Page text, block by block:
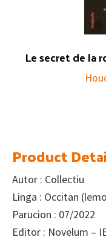
Le secret de la
Product
Autor : Collectiu
Linga : Occitan
Parucion : 07/2022
Editor : Novelum –